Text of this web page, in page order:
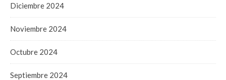
Diciembre 2024
Noviembre 2024
Octubre 2024
Septiembre 2024